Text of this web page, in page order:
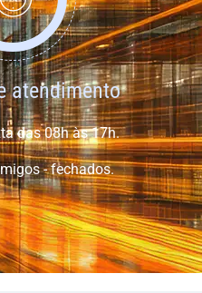
atendimento
das 08h às 17h.
- fechados.